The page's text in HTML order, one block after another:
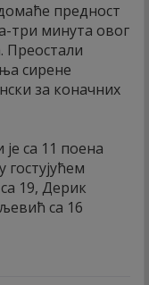
предност
три минута овог
Преостали
сирене
за коначних
са 11 поена
19, Дерик
са 16